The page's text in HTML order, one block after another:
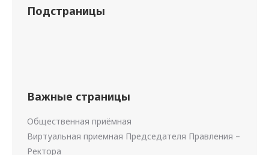
Подстраницы
Важные страницы
Общественная приёмная
Виртуальная приемная Председателя Правления –
Ректора